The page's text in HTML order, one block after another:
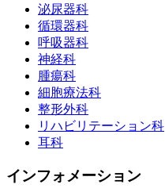
泌尿器科
循環器科
呼吸器科
神経科
腫瘍科
細胞療法科
整形外科
リハビリテーション科
耳科
インフォメーション